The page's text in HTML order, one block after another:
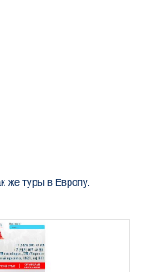
же туры в Европу.